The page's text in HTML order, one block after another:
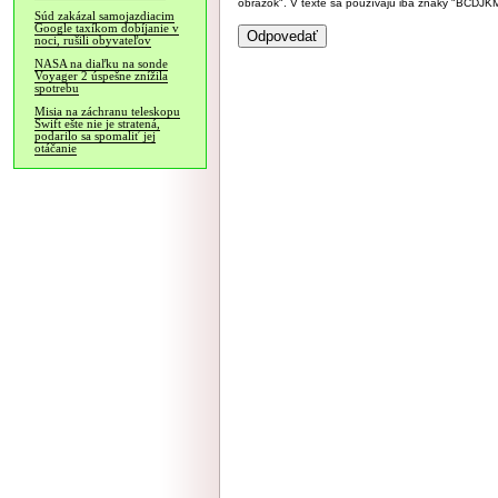
Súd zakázal samojazdiacim
Google taxíkom dobíjanie v
noci, rušili obyvateľov
NASA na diaľku na sonde
Voyager 2 úspešne znížila
spotrebu
Misia na záchranu teleskopu
Swift ešte nie je stratená,
podarilo sa spomaliť jej
otáčanie
obrázok". V texte sa používajú iba znaky